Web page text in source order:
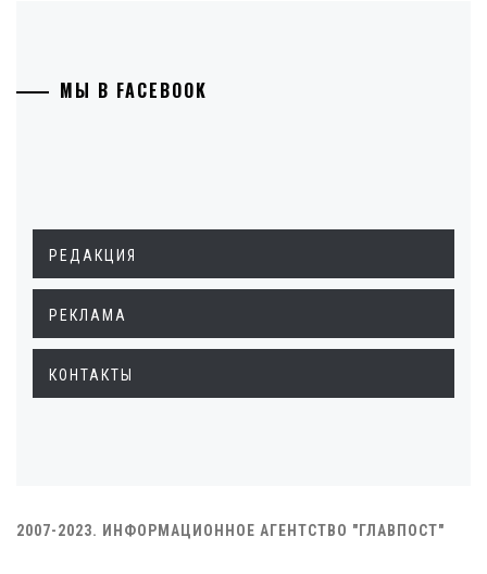
МЫ В FACEBOOK
РЕДАКЦИЯ
РЕКЛАМА
КОНТАКТЫ
2007-2023. ИНФОРМАЦИОННОЕ АГЕНТСТВО "ГЛАВПОСТ"